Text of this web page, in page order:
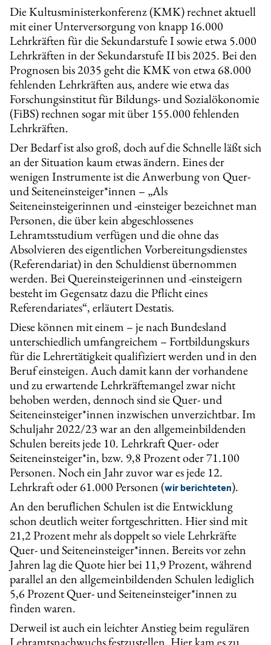
Die Kultusministerkonferenz (KMK) rechnet aktuell
mit einer Unterversorgung von knapp 16.000
Lehrkräften für die Sekundarstufe I sowie etwa 5.000
Lehrkräften in der Sekundarstufe II bis 2025. Bei den
Prognosen bis 2035 geht die KMK von etwa 68.000
fehlenden Lehrkräften aus, andere wie etwa das
Forschungsinstitut für Bildungs- und Sozialökonomie
(FiBS) rechnen sogar mit über 155.000 fehlenden
Lehrkräften.
Der Bedarf ist also groß, doch auf die Schnelle läßt sich
an der Situation kaum etwas ändern. Eines der
wenigen Instrumente ist die Anwerbung von Quer-
und Seiteneinsteiger*innen – „Als
Seiteneinsteigerinnen und -einsteiger bezeichnet man
Personen, die über kein abgeschlossenes
Lehramtsstudium verfügen und die ohne das
Absolvieren des eigentlichen Vorbereitungsdienstes
(Referendariat) in den Schuldienst übernommen
werden. Bei Quereinsteigerinnen und -einsteigern
besteht im Gegensatz dazu die Pflicht eines
Referendariates“, erläutert Destatis.
Diese können mit einem – je nach Bundesland
unterschiedlich umfangreichem – Fortbildungskurs
für die Lehrertätigkeit qualifiziert werden und in den
Beruf einsteigen. Auch damit kann der vorhandene
und zu erwartende Lehrkräftemangel zwar nicht
behoben werden, dennoch sind sie Quer- und
Seiteneinsteiger*innen inzwischen unverzichtbar. Im
Schuljahr 2022/23 war an den allgemeinbildenden
Schulen bereits jede 10. Lehrkraft Quer- oder
Seiteneinsteiger*in, bzw. 9,8 Prozent oder 71.100
Personen. Noch ein Jahr zuvor war es jede 12.
Lehrkraft oder 61.000 Personen (wir berichteten).
An den beruflichen Schulen ist die Entwicklung
schon deutlich weiter fortgeschritten. Hier sind mit
21,2 Prozent mehr als doppelt so viele Lehrkräfte
Quer- und Seiteneinsteiger*innen. Bereits vor zehn
Jahren lag die Quote hier bei 11,9 Prozent, während
parallel an den allgemeinbildenden Schulen lediglich
5,6 Prozent Quer- und Seiteneinsteiger*innen zu
finden waren.
Derweil ist auch ein leichter Anstieg beim regulären